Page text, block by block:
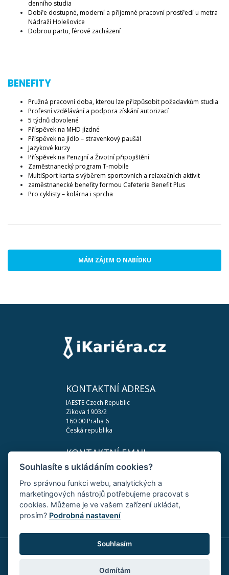
denního studia
Dobře dostupné, moderní a příjemné pracovní prostředí u metra
Nádraží Holešovice
Dobrou partu, férové zacházení
BENEFITY
Pružná pracovní doba, kterou lze přizpůsobit požadavkům studia
Profesní vzdělávání a podpora získání autorizací
5 týdnů dovolené
Příspěvek na MHD jízdné
Příspěvek na jídlo – stravenkový paušál
Jazykové kurzy
Příspěvek na Penzijní a Životní připojištění
Zaměstnanecký program T-mobile
MultiSport karta s výběrem sportovních a relaxačních aktivit
zaměstnanecké benefity formou Cafeterie Benefit Plus
Pro cyklisty – kolárna i sprcha
MÁM ZÁJEM O NABÍDKU
KONTAKTNÍ ADRESA
IAESTE Czech Republic
Zikova 1903/2
160 00 Praha 6
Česká republika
KONTAKTNÍ EMAIL
podpora@ikariera.cz
DŮLEŽITÉ ODKAZY
Zásady ochrany osobních údajů
Změnit nastavení cookies
Souhlasíte s ukládáním cookies?
Pro správnou funkci webu, analytických a
marketingových nástrojů potřebujeme pracovat s
cookies. Můžeme je ve vašem zařízení ukládat,
prosím? Podrobná nastavení
Souhlasím
Odmítám